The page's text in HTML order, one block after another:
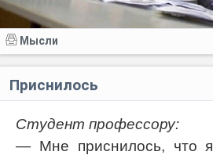
Мысли
Приснилось
Студент профессору:
— Мне приснилось, что